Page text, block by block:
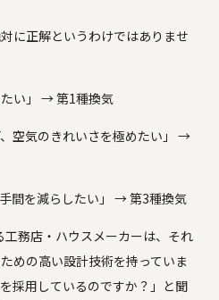
に正解というわけではありませ
たい」 → 第1種換気
、空気のきれいさを極めたい」 →
間を減らしたい」 → 第3種換気
務店・ハウスメーカーは、それ
めの高い設計技術を持っていま
採用しているのですか？」と聞